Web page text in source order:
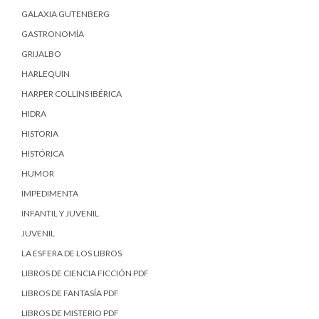
GALAXIA GUTENBERG
GASTRONOMÍA
GRIJALBO
HARLEQUIN
HARPER COLLINS IBÉRICA
HIDRA
HISTORIA
HISTÓRICA
HUMOR
IMPEDIMENTA
INFANTIL Y JUVENIL
JUVENIL
LA ESFERA DE LOS LIBROS
LIBROS DE CIENCIA FICCIÓN PDF
LIBROS DE FANTASÍA PDF
LIBROS DE MISTERIO PDF